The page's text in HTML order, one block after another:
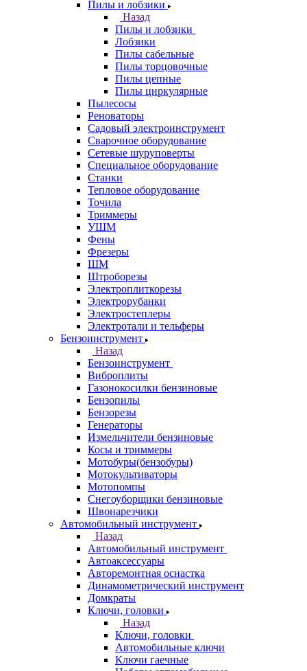
Пилы и лобзики
Назад
Пилы и лобзики
Лобзики
Пилы сабельные
Пилы торцовочные
Пилы цепные
Пилы циркулярные
Пылесосы
Реноваторы
Садовый электроинструмент
Сварочное оборудование
Сетевые шуруповерты
Специальное оборудование
Станки
Тепловое оборудование
Точила
Триммеры
УШМ
Фены
Фрезеры
ШМ
Штроборезы
Электроплиткорезы
Электрорубанки
Электростеплеры
Электротали и тельферы
Бензоинструмент
Назад
Бензоинструмент
Виброплиты
Газонокосилки бензиновые
Бензопилы
Бензорезы
Генераторы
Измельчители бензиновые
Косы и триммеры
Мотобуры(бензобуры)
Мотокультиваторы
Мотопомпы
Снегоуборщики бензиновые
Швонарезчики
Автомобильный инструмент
Назад
Автомобильный инструмент
Автоаксессуары
Авторемонтная оснастка
Динамометрический инструмент
Домкраты
Ключи, головки
Назад
Ключи, головки
Автомобильные ключи
Ключи гаечные